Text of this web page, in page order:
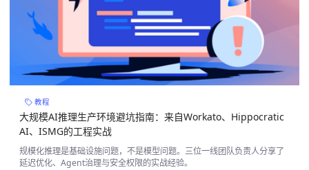
教程
大规模AI推理生产环境避坑指南：来自Workato、Hippocratic
AI、ISMG的工程实战
规模化推理是基础设施问题，不是模型问题。三位一线团队负责人分享了
延迟优化、Agent治理与安全权限的实战经验。